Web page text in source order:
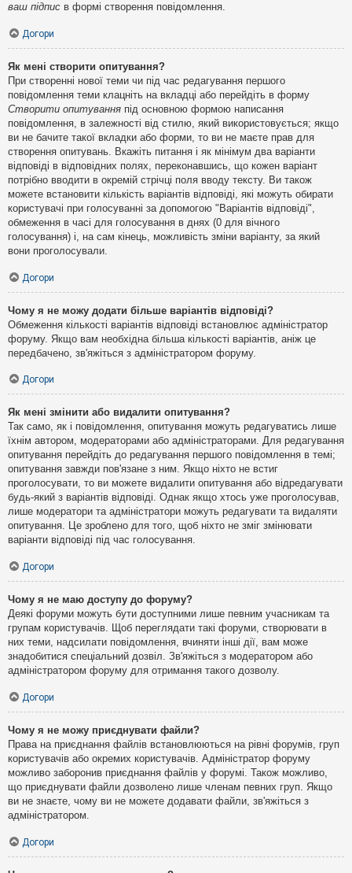
ваш підпис в формі створення повідомлення.
Догори
Як мені створити опитування?
При створенні нової теми чи під час редагування першого
повідомлення теми клацніть на вкладці або перейдіть в форму
Створити опитування під основною формою написання
повідомлення, в залежності від стилю, який використовується; якщо
ви не бачите такої вкладки або форми, то ви не маєте прав для
створення опитувань. Вкажіть питання і як мінімум два варіанти
відповіді в відповідних полях, переконавшись, що кожен варіант
потрібно вводити в окремій стрічці поля вводу тексту. Ви також
можете встановити кількість варіантів відповіді, які можуть обирати
користувачі при голосуванні за допомогою "Варіантів відповіді",
обмеження в часі для голосування в днях (0 для вічного
голосування) і, на сам кінець, можливість зміни варіанту, за який
вони проголосували.
Догори
Чому я не можу додати більше варіантів відповіді?
Обмеження кількості варіантів відповіді встановлює адміністратор
форуму. Якщо вам необхідна більша кількості варіантів, аніж це
передбачено, зв'яжіться з адміністратором форуму.
Догори
Як мені змінити або видалити опитування?
Так само, як і повідомлення, опитування можуть редагуватись лише
їхнім автором, модераторами або адміністраторами. Для редагування
опитування перейдіть до редагування першого повідомлення в темі;
опитування завжди пов'язане з ним. Якщо ніхто не встиг
проголосувати, то ви можете видалити опитування або відредагувати
будь-який з варіантів відповіді. Однак якщо хтось уже проголосував,
лише модератори та адміністратори можуть редагувати та видаляти
опитування. Це зроблено для того, щоб ніхто не зміг змінювати
варіанти відповіді під час голосування.
Догори
Чому я не маю доступу до форуму?
Деякі форуми можуть бути доступними лише певним учасникам та
групам користувачів. Щоб переглядати такі форуми, створювати в
них теми, надсилати повідомлення, вчиняти інші дії, вам може
знадобитися спеціальний дозвіл. Зв'яжіться з модератором або
адміністратором форуму для отримання такого дозволу.
Догори
Чому я не можу приєднувати файли?
Права на приєднання файлів встановлюються на рівні форумів, груп
користувачів або окремих користувачів. Адміністратор форуму
можливо заборонив приєднання файлів у форумі. Також можливо,
що приєднувати файли дозволено лише членам певних груп. Якщо
ви не знаєте, чому ви не можете додавати файли, зв'яжіться з
адміністратором.
Догори